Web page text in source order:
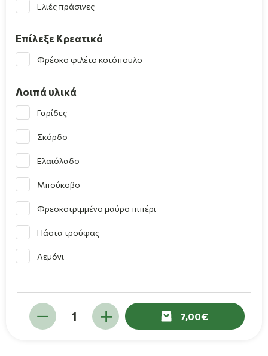
Ελιές πράσινες
Επίλεξε Κρεατικά
Φρέσκο φιλέτο κοτόπουλο
Λοιπά υλικά
Γαρίδες
Σκόρδο
Ελαιόλαδο
Μπούκοβο
Φρεσκοτριμμένο μαύρο πιπέρι
Πάστα τρούφας
Λεμόνι
7,00